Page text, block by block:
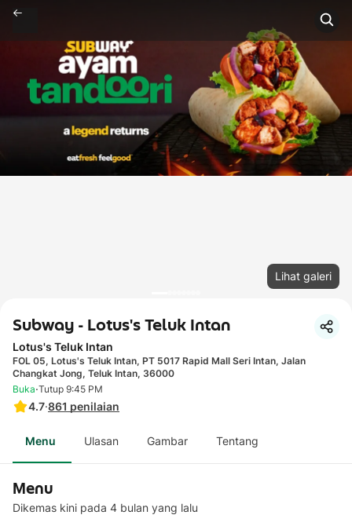
Lihat galeri
Subway - Lotus's Teluk Intan
Lotus's Teluk Intan
FOL 05, Lotus's Teluk Intan, PT 5017 Rapid Mall Seri Intan, Jalan
Changkat Jong, Teluk Intan, 36000
4.7·861 penilaian
Buka·Tutup 9:45 PM
Menu Ulasan Gambar Tentang
Menu
Dikemas kini pada 4 bulan yang lalu